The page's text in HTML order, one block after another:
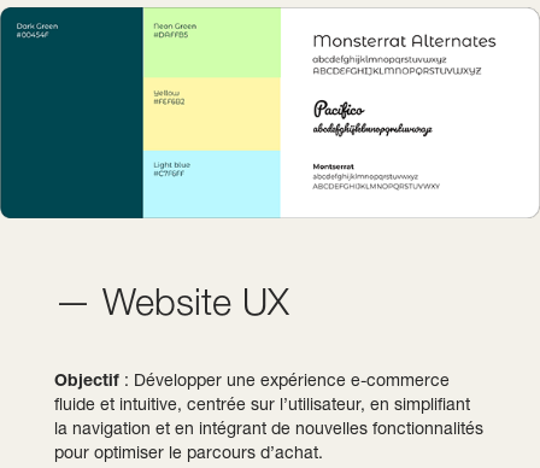
— Website UX
Objectif: Développer une expérience e-commerce
fluide et intuitive, centrée sur l’utilisateur, en simplifiant
la navigation et en intégrant de nouvelles fonctionnalités
pour optimiser le parcours d’achat.